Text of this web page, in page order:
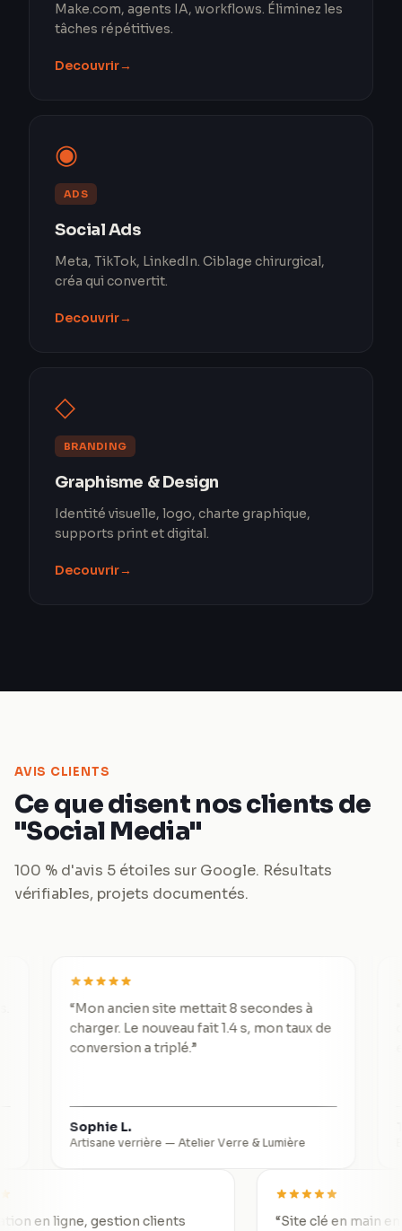
Make.com, agents IA, workflows. Éliminez les
tâches répétitives.
Decouvrir→
◉
ADS
Social Ads
Meta, TikTok, LinkedIn. Ciblage chirurgical,
créa qui convertit.
Decouvrir→
◇
BRANDING
Graphisme & Design
Identité visuelle, logo, charte graphique,
supports print et digital.
Decouvrir→
AVIS CLIENTS
Ce que disent nos clients de
"Social Media"
100 % d'avis 5 étoiles sur Google. Résultats
vérifiables, projets documentés.
Mon ancien site mettait 8 secondes à
charger. Le nouveau fait 1.4 s, mon taux de
conversion a triplé. ”
Sophie L.
Artisane verrière—Atelier Verre & Lumière
en ligne, gestion clients
“Site clé en